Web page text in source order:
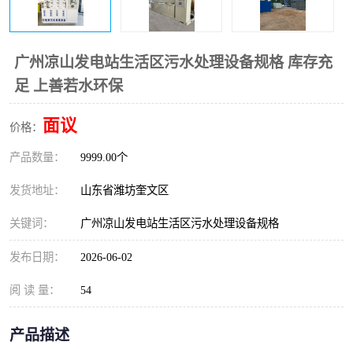
广州凉山发电站生活区污水处理设备规格 库存充
足 上善若水环保
价格： 面议
产品数量： 9999.00个
发货地址： 山东省潍坊奎文区
关键词： 广州凉山发电站生活区污水处理设备规格
发布日期： 2026-06-02
阅 读 量： 54
产品描述